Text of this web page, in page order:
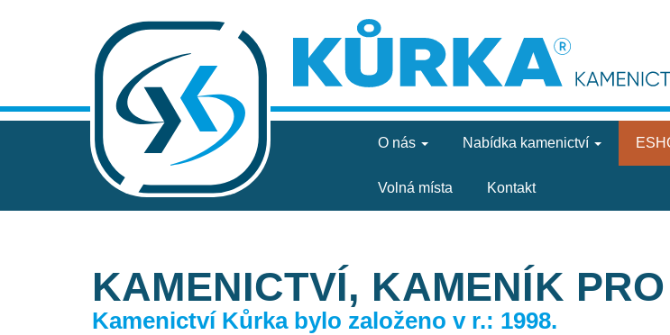
O nás Nabídka kamenictví
Volná místa Kontakt
KAMENICTVÍ, KAMENÍK
Kamenictví Kůrka bylo založeno v r.: 1998.